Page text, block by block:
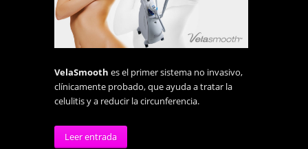
VelaSmooth es el primer sistema no invasivo,
clínicamente probado, que ayuda a tratar la
celulitis y a reducir la circunferencia.
Leer entrada